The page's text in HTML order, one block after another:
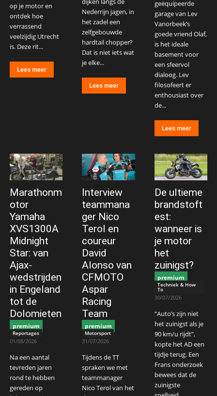
op je motor en
ontdek hoe
verrassend
veelzijdig Utrecht
is. Deze rit...
Lees meer
Nederrijn jagen, in
het zadel een
zelfgebouwde
hardtail chopper?
Dat is niet iets wat
je elke...
Lees meer
geëquipeerde
garage van Lev
Vanorbeek’s
goede vriend Olaf,
is het ideale
basement voor
een sfeervol
dialoog. Lev
filosofeert er
enthousiast over
de...
Lees meer
Marathonm
otor
Yamaha
XVS1300A
Midnight
Star: van
Ajax-
wedstrijden
in Engeland
tot de
Dolomieten
premium
Reportages
01/08/2026
Na een aantal
tevreden jaren
rond te hebben
gereden op
Interview
teammana
ger Nico
Terol en
coureur
David
Alonso van
CFMOTO
Aspar
Racing
Team
premium
Motorsport
31/07/2026
Tijdens de TT
spraken we met
teammanager
Nico Terol van het
De ultieme
brandstoft
est:
wanneer is
je motor
het
zuinigst?
premium
Techniek & How
To
30/07/2026
“Auto’s zijn niet
het zuinigst als je
90 km/u rijdt”,
kopte het AD een
tijdje terug. Een
Frans onderzoek
bewees dat de
zuinigste